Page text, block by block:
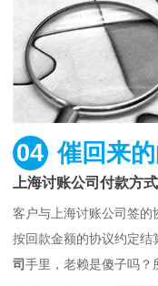
04 催回来
上海讨账公司付款方
客户与上海讨账公司签的
按回款金额的协议约定结
司手里，老赖是傻子吗？